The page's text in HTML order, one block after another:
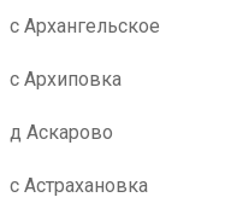
с Архангельское
с Архиповка
д Аскарово
с Астрахановка